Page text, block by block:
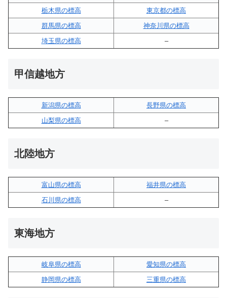
栃木県の標高
東京都の標高
群馬県の標高
神奈川県の標高
埼玉県の標高
–
甲信越地方
新潟県の標高
長野県の標高
山梨県の標高
–
北陸地方
富山県の標高
福井県の標高
石川県の標高
–
東海地方
岐阜県の標高
愛知県の標高
静岡県の標高
三重県の標高